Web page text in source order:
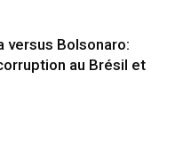
versus Bolsonaro:
au Brésil et